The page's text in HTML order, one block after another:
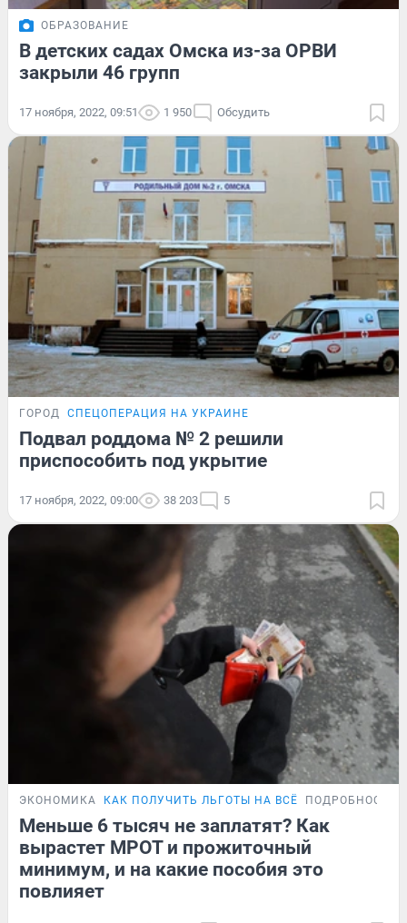
ОБРАЗОВАНИЕ
В детских садах Омска из-за ОРВИ
закрыли 46 групп
17 ноября, 2022, 09:51 1 950 Обсудить
ГОРОД СПЕЦОПЕРАЦИЯ НА УКРАИНЕ
Подвал роддома № 2 решили
приспособить под укрытие
17 ноября, 2022, 09:00 38 203 5
ЭКОНОМИКА КАК ПОЛУЧИТЬ ЛЬГОТЫ НА ВСЁ ПОДРОБНОСТИ
Меньше 6 тысяч не заплатят? Как
вырастет МРОТ и прожиточный
минимум, и на какие пособия это
повлияет